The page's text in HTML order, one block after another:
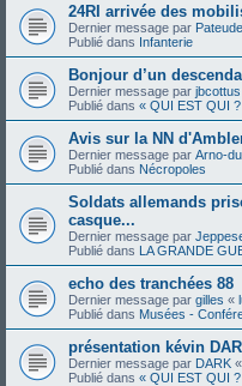
24RI arrivée des
Dernier message par
Publié dans Infanterie
Bonjour d’un
Dernier message par jbcottus
Publié dans « QUI EST QUI
Avis sur la NN
Dernier message par Arno-
Publié dans Nécropoles
Soldats allemands
casque...
Dernier message par
Publié dans LA GRANDE
echo des tranchées 88
Dernier message par gilles «
Publié dans Musées -
présentation kévin
Dernier message par DARK «
Publié dans « QUI EST QUI